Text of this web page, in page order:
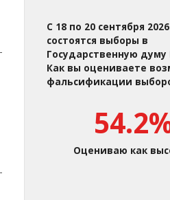
С 18 по 20 сентября
состоятся выборы в
Государственную думу
Как вы оцениваете
фальсификации
Оцениваю как